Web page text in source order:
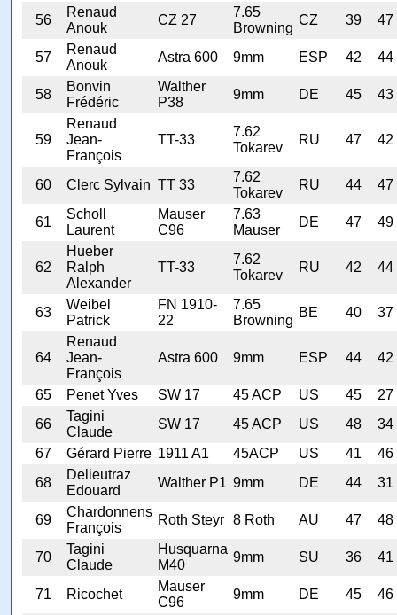
56
Renaud
Anouk
CZ 27
7.65
Browning
CZ 39 47
57
Renaud
Anouk
Astra 600 9mm ESP 42 44
58
Bonvin
Frédéric
Walther
P38
9mm DE 45 43
59
Renaud
Jean-
François
TT-33
7.62
Tokarev
RU 47 42
60 Clerc Sylvain TT 33
7.62
Tokarev
RU 44 47
61
Scholl
Laurent
Mauser
C96
7.63
Mauser
DE 47 49
62
Hueber
Ralph
Alexander
TT-33
7.62
Tokarev
RU 42 44
63
Weibel
Patrick
FN 1910-
22
7.65
Browning
BE 40 37
64
Renaud
Jean-
François
Astra 600 9mm ESP 44 42
65 Penet Yves SW 17 45 ACP US 45
27
66
Tagini
Claude
SW 17 45 ACP US 48
34
67
Gérard Pierre 1911 A1 45ACP US 41
46
68
Delieutraz
Edouard
Walther P1 9mm DE 44 31
69
Chardonnens
François
Roth Steyr 8 Roth AU 47 48
70
Tagini
Claude
Husquarna
M40
9mm SU 36 41
71 Ricochet
Mauser
C96
9mm DE 45 46